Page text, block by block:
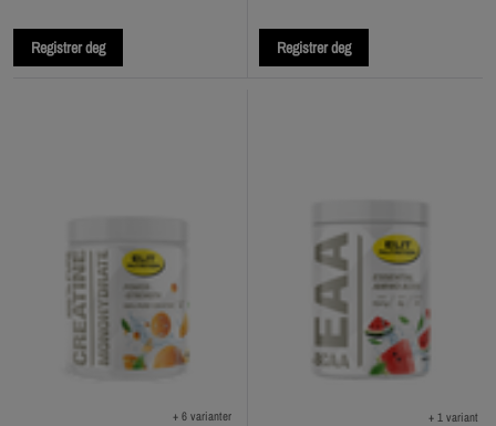
Registrer deg Registrer deg
+ 6 varianter + 1 variant